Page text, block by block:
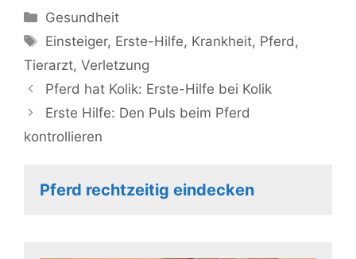
Kategorien
Gesundheit
Schlagwörter
Einsteiger, Erste-Hilfe, Krankheit, Pferd,
Tierarzt, Verletzung
Pferd hat Kolik: Erste-Hilfe bei Kolik
Erste Hilfe: Den Puls beim Pferd
kontrollieren
Pferd rechtzeitig eindecken